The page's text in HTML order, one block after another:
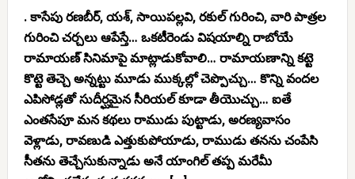
. కాసేపు రణబీర్, యశ్, సాయిపల్లవి, రకుల్ గురించి, వారి పాత్రల
గురించి చర్చలు ఆపేస్తే… ఒకటీరెండు విషయాల్ని రాబోయే
రామాయణ్ సినిమాపై మాట్లాడుకోవాలి… రామాయణాన్ని కట్టె
కొట్టె తెచ్చె అన్నట్టు మూడు ముక్కల్లో చెప్పొచ్చు… కొన్ని వందల
ఎపిసోడ్లతో సుదీర్ఘమైన సీరియల్‌ కూడా తీయొచ్చు… ఐతే
ఎంతసేపూ మన కథలు రాముడు పుట్టాడు, అరణ్యవాసం
వెళ్లాడు, రావణుడి ఎత్తుకుపోయాడు, రాముడు తనను చంపేసి
సీతను తెచ్చేసుకున్నాడు అనే యాంగిల్ తప్ప మరేమీ